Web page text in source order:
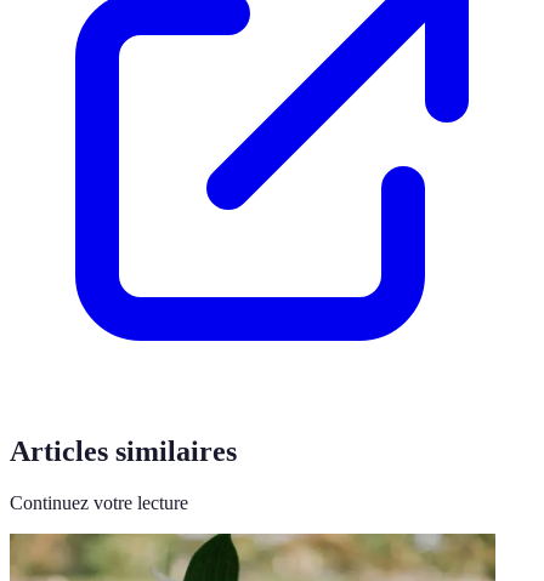
Articles similaires
Continuez votre lecture